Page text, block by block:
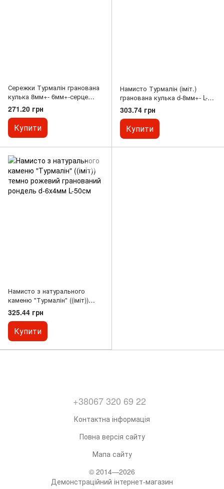
Сережки Турмалін гранована
кулька 8мм+- 6мм+-серце
12мм+- L-56мм+-
271.20 грн
Купити
Намисто Турмалін (іміт.)
гранована кулька d-8мм+- L-
50см+- з замочком
303.74 грн
Купити
Намисто з натурального
каменю "Турмалін" ((іміт))
темно рожевий гранований
рондель d-6х4мм L-50см
325.44 грн
Купити
+38067 320 69 22
Контактна інформація
Повна версія сайту
Мапа сайту
© 2014—2026
Демонстраційний інтернет-магазин